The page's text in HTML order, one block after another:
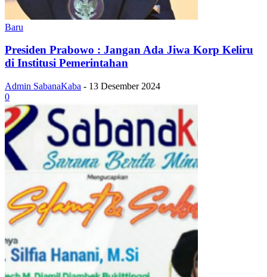
Baru
Presiden Prabowo : Jangan Ada Jiwa Korp Keliru
di Institusi Pemerintahan
Admin SabanaKaba - 13 Desember 2024
0